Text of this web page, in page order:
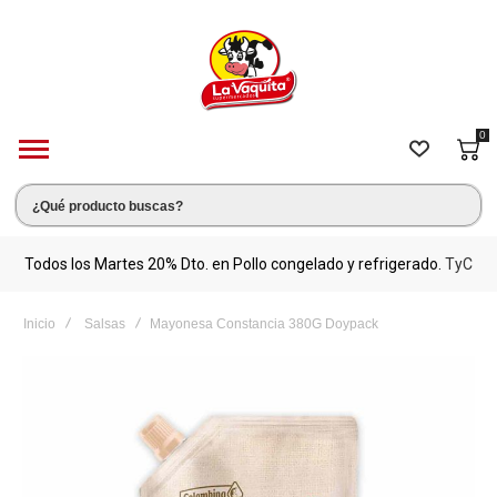
0
Todos los Martes 20% Dto. en Pollo congelado y refrigerado. TyC
Inicio Salsas Mayonesa Constancia 380G Doypack